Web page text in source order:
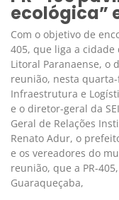
ecológica”
Com o objetivo de
405, que liga a cidade
Litoral Paranaense, o
reunião, nesta
Infraestrutura e
e o diretor-geral da
Geral de Relações
Renato Adur, o
e os vereadores do
reunião, que a PR-
Guaraqueçaba,